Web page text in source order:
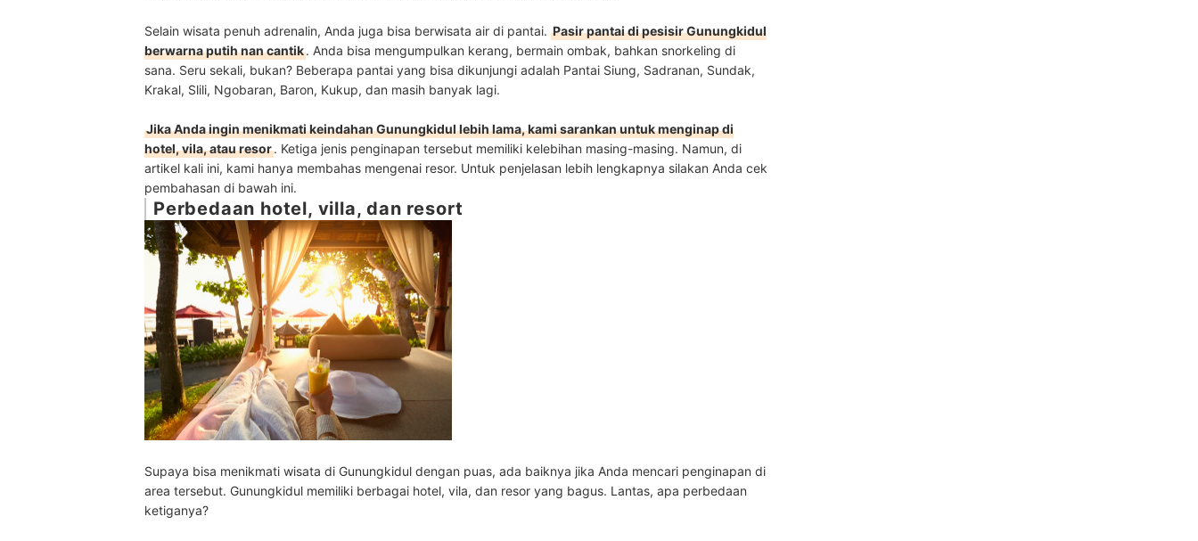
Selain wisata penuh adrenalin, Anda juga bisa berwisata air di pantai. Pasir pantai di pesisir Gunungkidul
berwarna putih nan cantik. Anda bisa mengumpulkan kerang, bermain ombak, bahkan snorkeling di
sana. Seru sekali, bukan? Beberapa pantai yang bisa dikunjungi adalah Pantai Siung, Sadranan, Sundak,
Krakal, Slili, Ngobaran, Baron, Kukup, dan masih banyak lagi.
Jika Anda ingin menikmati keindahan Gunungkidul lebih lama, kami sarankan untuk menginap di
hotel, vila, atau resor. Ketiga jenis penginapan tersebut memiliki kelebihan masing-masing. Namun, di
artikel kali ini, kami hanya membahas mengenai resor. Untuk penjelasan lebih lengkapnya silakan Anda cek
pembahasan di bawah ini.
Perbedaan hotel, villa, dan resort
Supaya bisa menikmati wisata di Gunungkidul dengan puas, ada baiknya jika Anda mencari penginapan di
area tersebut. Gunungkidul memiliki berbagai hotel, vila, dan resor yang bagus. Lantas, apa perbedaan
ketiganya?